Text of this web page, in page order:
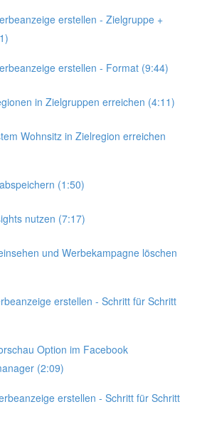
erstellen - Zielgruppe +
erstellen - Format (9:44)
in Zielgruppen erreichen (4:11)
Wohnsitz in Zielregion erreichen
(1:50)
nutzen (7:17)
und Werbekampagne löschen
erstellen - Schritt für Schritt
Option im Facebook
(2:09)
erstellen - Schritt für Schritt